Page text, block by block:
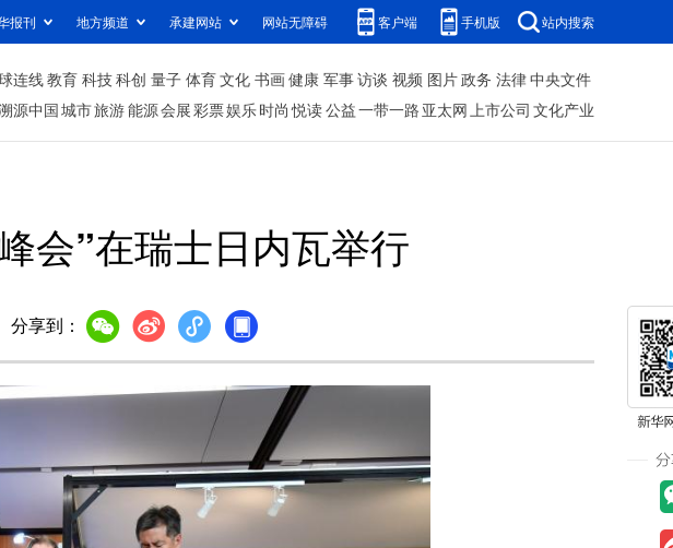
报刊 地方频道 承建网站 网站无障碍 客户端 手机版 站内搜索
连线教育 科技科创 量子 体育文化 书画健康 军事访谈 视频 图片政务 法律中央文件
源中国城市旅游能源会展彩票娱乐时尚 悦读公益一带一路 亚太网上市公司 文化产业
会”在瑞士日内瓦举行
分享到：